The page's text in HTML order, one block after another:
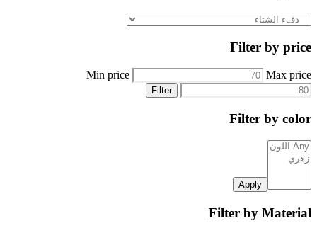
Filter by price
Min price Max price
Filter
Filter by color
Apply
Filter by Material